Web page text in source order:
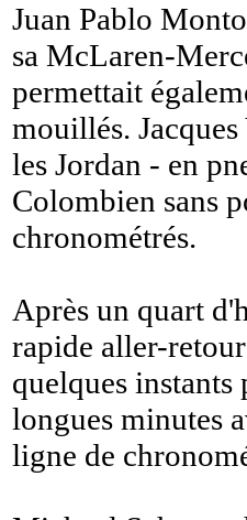
Juan Pablo
sa McLaren-
permettait
mouillés.
les Jordan - en
Colombien sans
chronométrés.
Après un quart
rapide aller-
quelques
longues minutes
ligne de